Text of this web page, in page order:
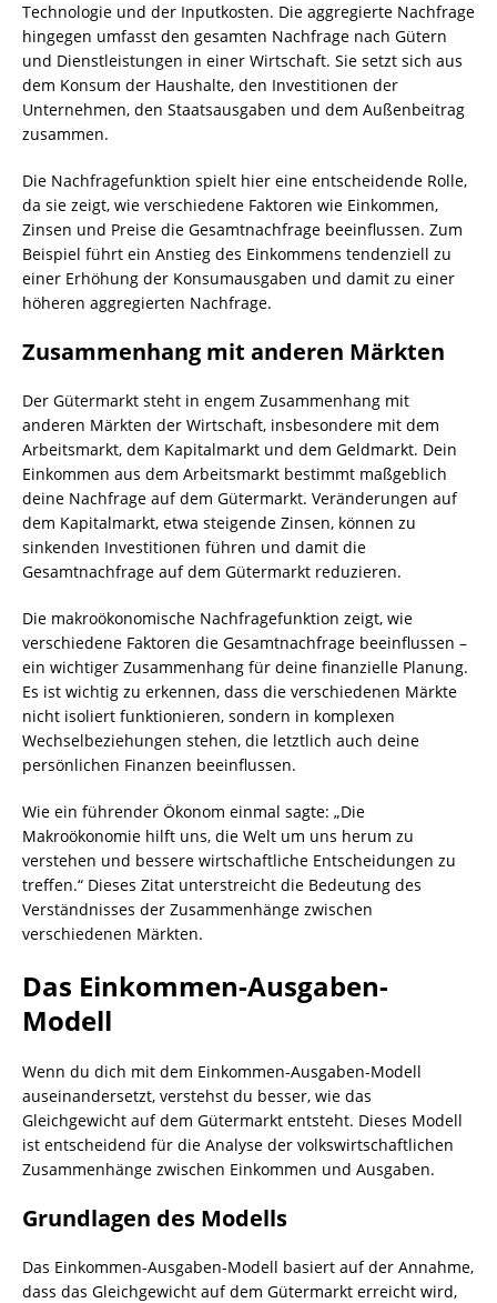
Technologie und der Inputkosten. Die aggregierte Nachfrage
hingegen umfasst den gesamten Nachfrage nach Gütern
und Dienstleistungen in einer Wirtschaft. Sie setzt sich aus
dem Konsum der Haushalte, den Investitionen der
Unternehmen, den Staatsausgaben und dem Außenbeitrag
zusammen.
Die Nachfragefunktion spielt hier eine entscheidende Rolle,
da sie zeigt, wie verschiedene Faktoren wie Einkommen,
Zinsen und Preise die Gesamtnachfrage beeinflussen. Zum
Beispiel führt ein Anstieg des Einkommens tendenziell zu
einer Erhöhung der Konsumausgaben und damit zu einer
höheren aggregierten Nachfrage.
Zusammenhang mit anderen Märkten
Der Gütermarkt steht in engem Zusammenhang mit
anderen Märkten der Wirtschaft, insbesondere mit dem
Arbeitsmarkt, dem Kapitalmarkt und dem Geldmarkt. Dein
Einkommen aus dem Arbeitsmarkt bestimmt maßgeblich
deine Nachfrage auf dem Gütermarkt. Veränderungen auf
dem Kapitalmarkt, etwa steigende Zinsen, können zu
sinkenden Investitionen führen und damit die
Gesamtnachfrage auf dem Gütermarkt reduzieren.
Die makroökonomische Nachfragefunktion zeigt, wie
verschiedene Faktoren die Gesamtnachfrage beeinflussen –
ein wichtiger Zusammenhang für deine finanzielle Planung.
Es ist wichtig zu erkennen, dass die verschiedenen Märkte
nicht isoliert funktionieren, sondern in komplexen
Wechselbeziehungen stehen, die letztlich auch deine
persönlichen Finanzen beeinflussen.
Wie ein führender Ökonom einmal sagte: „Die
Makroökonomie hilft uns, die Welt um uns herum zu
verstehen und bessere wirtschaftliche Entscheidungen zu
treffen.“ Dieses Zitat unterstreicht die Bedeutung des
Verständnisses der Zusammenhänge zwischen
verschiedenen Märkten.
Das Einkommen-Ausgaben-
Modell
Wenn du dich mit dem Einkommen-Ausgaben-Modell
auseinandersetzt, verstehst du besser, wie das
Gleichgewicht auf dem Gütermarkt entsteht. Dieses Modell
ist entscheidend für die Analyse der volkswirtschaftlichen
Zusammenhänge zwischen Einkommen und Ausgaben.
Grundlagen des Modells
Das Einkommen-Ausgaben-Modell basiert auf der Annahme,
dass das Gleichgewicht auf dem Gütermarkt erreicht wird,